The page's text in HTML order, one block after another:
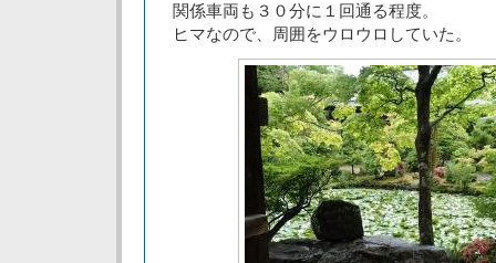
関係車両も３０分に１回通る程度。
ヒマなので、周囲をウロウロしていた。